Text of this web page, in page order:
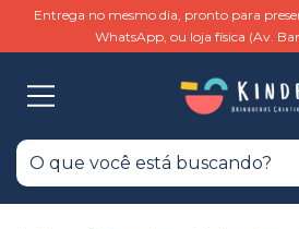
Entrega no mesmo dia, pronto para
WhatsApp, ou loja física (Av.